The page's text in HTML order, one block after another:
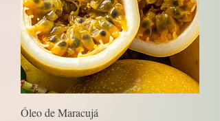
Óleo de Maracujá